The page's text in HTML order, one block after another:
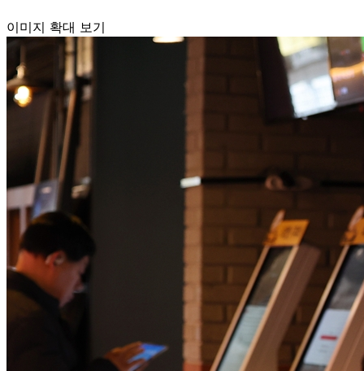
이미지 확대 보기